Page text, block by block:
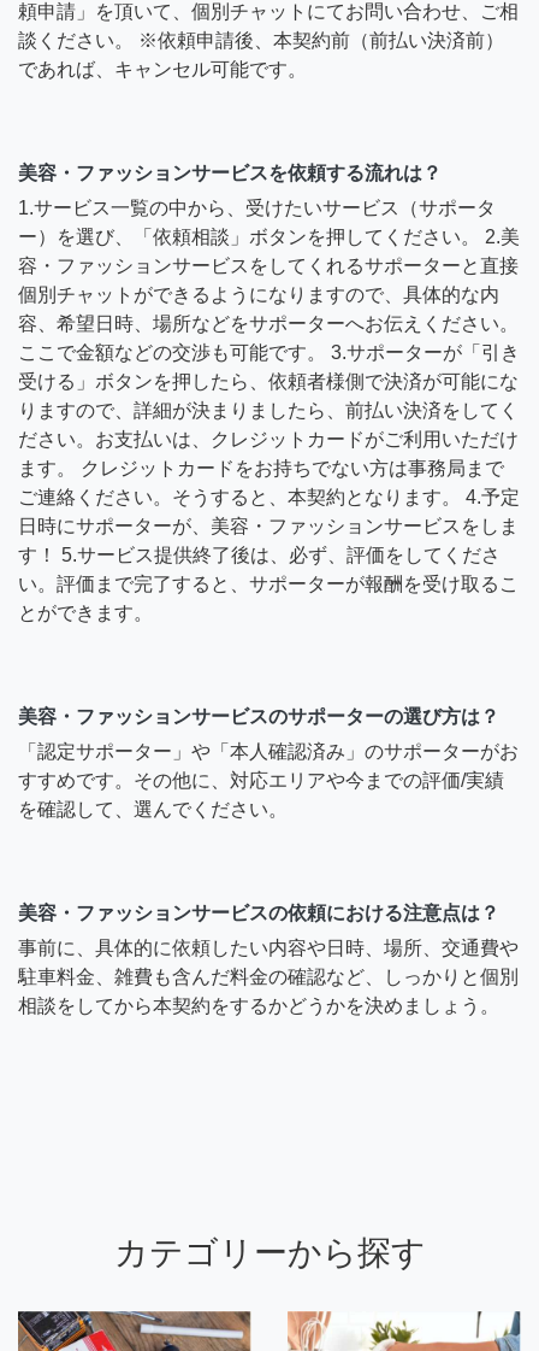
頼申請」を頂いて、個別チャットにてお問い合わせ、ご相
談ください。 ※依頼申請後、本契約前（前払い決済前）
であれば、キャンセル可能です。
美容・ファッションサービスを依頼する流れは？
1.サービス一覧の中から、受けたいサービス（サポータ
ー）を選び、「依頼相談」ボタンを押してください。 2.美
容・ファッションサービスをしてくれるサポーターと直接
個別チャットができるようになりますので、具体的な内
容、希望日時、場所などをサポーターへお伝えください。
ここで金額などの交渉も可能です。 3.サポーターが「引き
受ける」ボタンを押したら、依頼者様側で決済が可能にな
りますので、詳細が決まりましたら、前払い決済をしてく
ださい。お支払いは、クレジットカードがご利用いただけ
ます。 クレジットカードをお持ちでない方は事務局まで
ご連絡ください。そうすると、本契約となります。 4.予定
日時にサポーターが、美容・ファッションサービスをしま
す！ 5.サービス提供終了後は、必ず、評価をしてくださ
い。評価まで完了すると、サポーターが報酬を受け取るこ
とができます。
美容・ファッションサービスのサポーターの選び方は？
「認定サポーター」や「本人確認済み」のサポーターがお
すすめです。その他に、対応エリアや今までの評価/実績
を確認して、選んでください。
美容・ファッションサービスの依頼における注意点は？
事前に、具体的に依頼したい内容や日時、場所、交通費や
駐車料金、雑費も含んだ料金の確認など、しっかりと個別
相談をしてから本契約をするかどうかを決めましょう。
カテゴリーから探す